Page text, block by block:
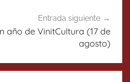
Entrada siguiente
año de VinitCultura (17 de
agosto)